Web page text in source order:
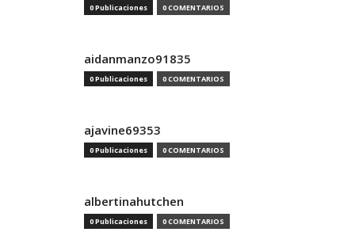
0 Publicaciones 0 COMENTARIOS
aidanmanzo91835
0 Publicaciones 0 COMENTARIOS
ajavine69353
0 Publicaciones 0 COMENTARIOS
albertinahutchen
0 Publicaciones 0 COMENTARIOS